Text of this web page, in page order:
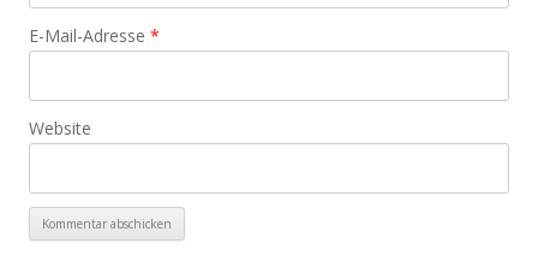
E-Mail-Adresse *
Website